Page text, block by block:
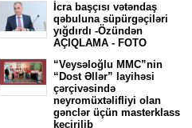
İcra başçısı vətəndaş
qəbuluna süpürgəçiləri
yığdırdı -Özündən
AÇIQLAMA - FOTO
“Veysəloğlu MMC”nin
“Dost Əllər” layihəsi
çərçivəsində
neyromüxtəlifliyi olan
gənclər üçün masterklass
keçirilib